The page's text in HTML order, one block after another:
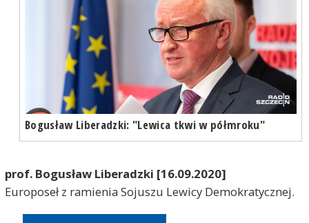
Bogusław Liberadzki: "Lewica tkwi w półmroku"
prof. Bogusław Liberadzki [16.09.2020]
Europoseł z ramienia Sojuszu Lewicy Demokratycznej.